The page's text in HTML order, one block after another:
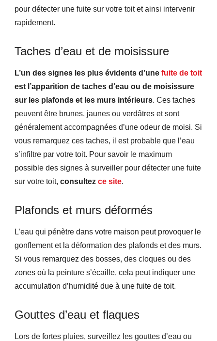
pour détecter une fuite sur votre toit et ainsi intervenir
rapidement.
Taches d’eau et de moisissure
L’un des signes les plus évidents d’une fuite de toit
est l’apparition de taches d’eau ou de moisissure
sur les plafonds et les murs intérieurs. Ces taches
peuvent être brunes, jaunes ou verdâtres et sont
généralement accompagnées d’une odeur de moisi. Si
vous remarquez ces taches, il est probable que l’eau
s’infiltre par votre toit. Pour savoir le maximum
possible des signes à surveiller pour détecter une fuite
sur votre toit, consultez ce site.
Plafonds et murs déformés
L’eau qui pénètre dans votre maison peut provoquer le
gonflement et la déformation des plafonds et des murs.
Si vous remarquez des bosses, des cloques ou des
zones où la peinture s’écaille, cela peut indiquer une
accumulation d’humidité due à une fuite de toit.
Gouttes d’eau et flaques
Lors de fortes pluies, surveillez les gouttes d’eau ou